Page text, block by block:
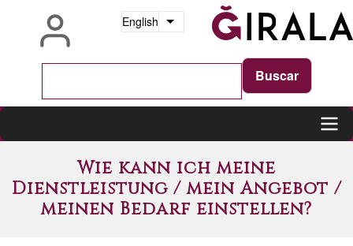
English List additional actions
navigation
Wie kann ich meine
Dienstleistung / mein Angebot /
meinen Bedarf einstellen?